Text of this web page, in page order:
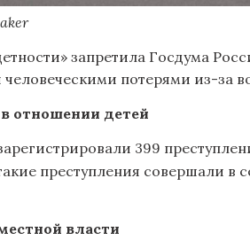
запретила Госдума
потерями из-за
отношении детей
399
преступления совершали в
власти